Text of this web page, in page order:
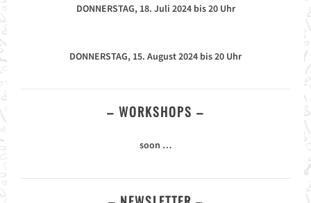
DONNERSTAG, 18. Juli 2024 bis 20 Uhr
DONNERSTAG, 15. August 2024 bis 20 Uhr
– WORKSHOPS –
soon …